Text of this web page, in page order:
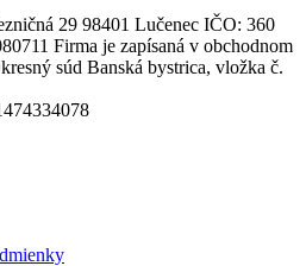
29 98401 Lučenec IČO: 360
Firma je zapísaná v obchodnom
súd Banská bystrica, vložka č.